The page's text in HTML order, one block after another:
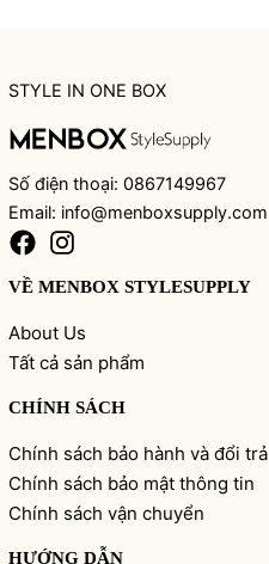
STYLE IN ONE BOX
Số điện thoại: 0867149967
Email: info@menboxsupply.com
VỀ MENBOX STYLESUPPLY
About Us
Tất cả sản phẩm
CHÍNH SÁCH
Chính sách bảo hành và đổi trả
Chính sách bảo mật thông tin
Chính sách vận chuyển
HƯỚNG DẪN